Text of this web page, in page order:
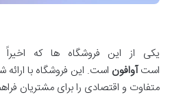
یکی از این فروشگاه ها که
استآوافون است. این فروشگاه با
متفاوت و اقتصادی را برای مشتریان